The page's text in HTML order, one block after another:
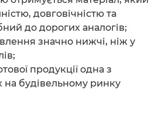
довговічністю та
до дорогих аналогів;
значно нижчі, ніж у
продукції одна з
на будівельному ринку